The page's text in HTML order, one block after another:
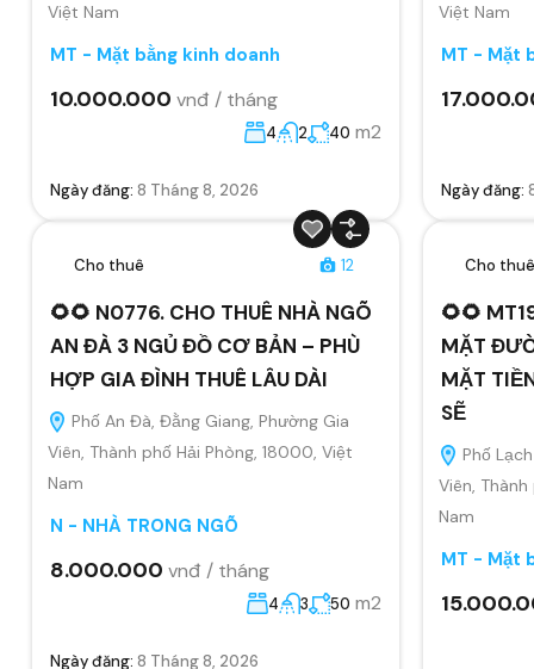
Việt Nam
MT - Mặt bằng kinh doanh
10.000.000 vnđ / tháng
4 2 40 m2
Ngày đăng: 8 Tháng 8, 2026
Việt Nam
MT - Mặt
Ngày đăng:
Cho thuê 12
🌻🌻 N0776. CHO THUÊ NHÀ NGÕ
AN ĐÀ 3 NGỦ ĐỒ CƠ BẢN – PHÙ
HỢP GIA ĐÌNH THUÊ LÂU DÀI
Phố An Đà, Đằng Giang, Phường Gia
Viên, Thành phố Hải Phòng, 18000, Việt
Nam
N - NHÀ TRONG NGÕ
8.000.000 vnđ / tháng
4 3 50 m2
Ngày đăng: 8 Tháng 8, 2026
Cho thuê
🌻🌻
MẶT
MẶT
SẼ
Phố
Viên,
Nam
MT - Mặt